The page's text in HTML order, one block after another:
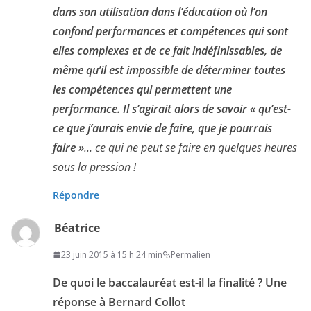
dans son utilisation dans l’éducation où l’on
confond performances et compétences qui sont
elles complexes et de ce fait indéfinissables, de
même qu’il est impossible de déterminer toutes
les compétences qui permettent une
performance. Il s’agirait alors de savoir « qu’est-
ce que j’aurais envie de faire, que je pourrais
faire »… ce qui ne peut se faire en quelques heures
sous la pression !
Répondre
Béatrice
23 juin 2015 à 15 h 24 min Permalien
De quoi le baccalauréat est-il la finalité ? Une
réponse à Bernard Collot